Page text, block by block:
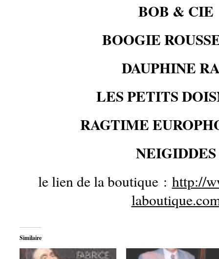
BOB & CIE
BOOGIE
DAUPHINE
LES PETITS
RAGTIME
NEIGIDDES
le lien de la boutique : http://
Similaire